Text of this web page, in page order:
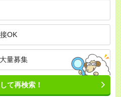
OK
量募集
て再検索！